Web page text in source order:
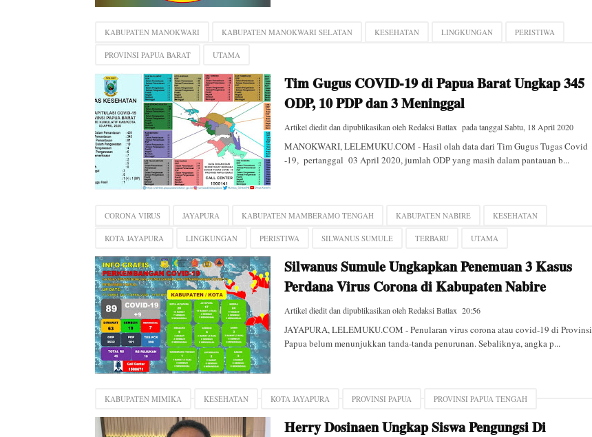
KABUPATEN MANOKWARI KABUPATEN MANOKWARI SELATAN KESEHATAN LINGKUNGAN PERISTIWA
PROVINSI PAPUA BARAT UTAMA
Tim Gugus COVID-19 di Papua Barat Ungkap 345
ODP, 10 PDP dan 3 Meninggal
Artikel diedit dan dipublikasikan olehRedaksi Batlax pada tanggalSabtu, 18 April 2020
MANOKWARI, LELEMUKU.COM - Hasil olah data dari Tim Gugus Tugas Covid
-19, pertanggal 03 April 2020, jumlah ODP yang masih dalam pantauan b...
CORONA VIRUS JAYAPURA KABUPATEN MAMBERAMO TENGAH KABUPATEN NABIRE KESEHATAN
KOTA JAYAPURA LINGKUNGAN PERISTIWA SILWANUS SUMULE TERBARU UTAMA
Silwanus Sumule Ungkapkan Penemuan 3 Kasus
Perdana Virus Corona di Kabupaten Nabire
Artikel diedit dan dipublikasikan olehRedaksi Batlax 20:56
JAYAPURA, LELEMUKU.COM - Penularan virus corona atau covid-19 di Provinsi
Papua belum menunjukkan tanda-tanda penurunan. Sebaliknya, angka p...
KABUPATEN MIMIKA KESEHATAN KOTA JAYAPURA PROVINSI PAPUA PROVINSI PAPUA TENGAH
Herry Dosinaen Ungkap Siswa Pengungsi Di